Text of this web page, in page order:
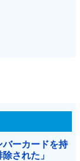
ーカードを持
された」